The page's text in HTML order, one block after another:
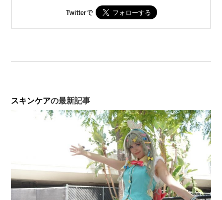
Twitterで
スキンケアの最新記事